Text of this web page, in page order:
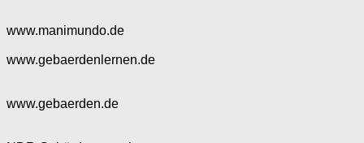
www.manimundo.de
www.gebaerdenlernen.de
www.gebaerden.de